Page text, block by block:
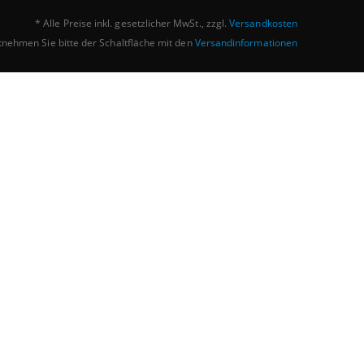
* Alle Preise inkl. gesetzlicher MwSt., zzgl.Versandkosten
Sie bitte der Schaltfläche mit denVersandinformationen